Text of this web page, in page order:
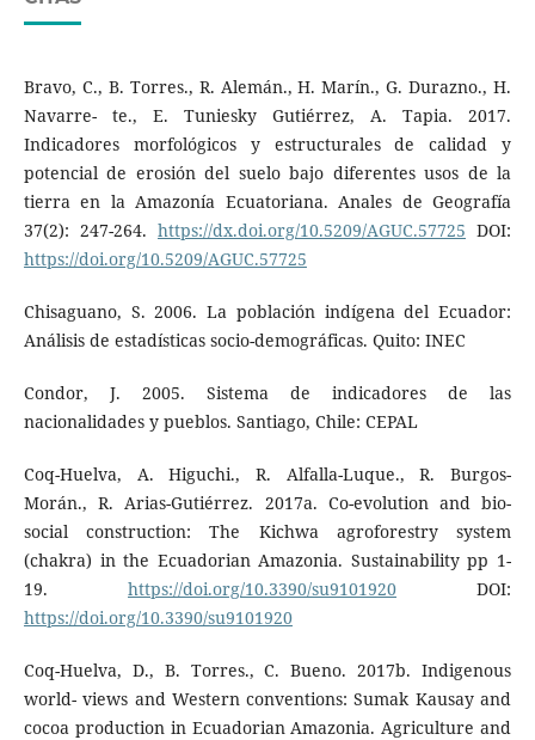
Bravo, C., B. Torres., R. Alemán., H. Marín., G. Durazno., H.
Navarre- te., E. Tuniesky Gutiérrez, A. Tapia. 2017.
Indicadores morfológicos y estructurales de calidad y
potencial de erosión del suelo bajo diferentes usos de la
tierra en la Amazonía Ecuatoriana. Anales de Geografía
37(2): 247-264.https://dx.doi.org/10.5209/AGUC.57725 DOI:
https://doi.org/10.5209/AGUC.57725
Chisaguano, S. 2006. La población indígena del Ecuador:
Análisis de estadísticas socio-demográficas. Quito: INEC
Condor, J. 2005. Sistema de indicadores de las
nacionalidades y pueblos. Santiago, Chile: CEPAL
Coq-Huelva, A. Higuchi., R. Alfalla-Luque., R. Burgos-
Morán., R. Arias-Gutiérrez. 2017a. Co-evolution and bio-
social construction: The Kichwa agroforestry system
(chakra) in the Ecuadorian Amazonia. Sustainability pp 1-
19. https://doi.org/10.3390/su9101920 DOI:
https://doi.org/10.3390/su9101920
Coq-Huelva, D., B. Torres., C. Bueno. 2017b. Indigenous
world- views and Western conventions: Sumak Kausay and
cocoa production in Ecuadorian Amazonia. Agriculture and